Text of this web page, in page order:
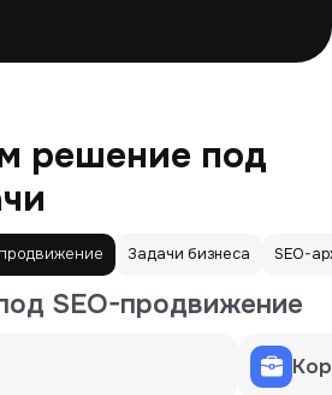
решение под
Задачи бизнеса SEO-
SEO-продвижение